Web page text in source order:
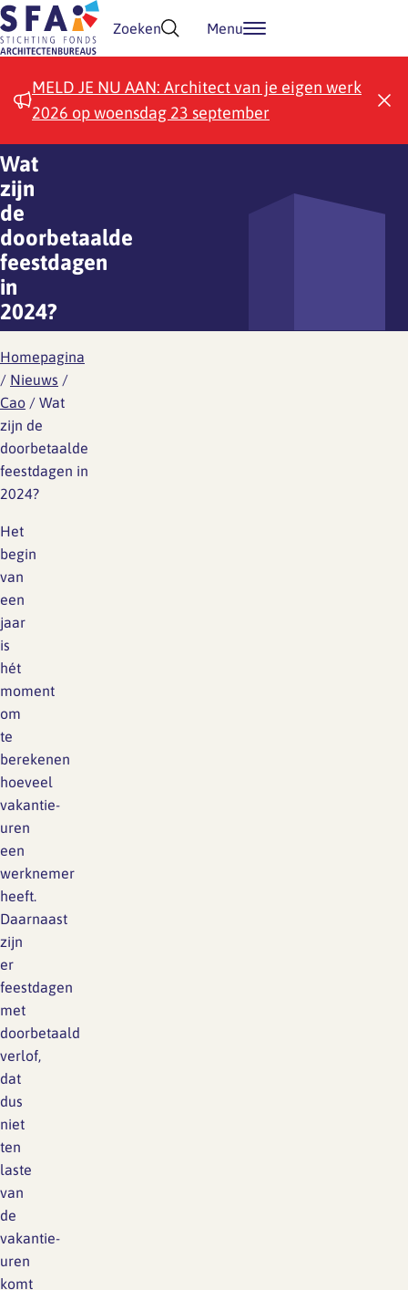
Doorgaan naar inhoud
Zoeken Menu
MELD JE NU AAN: Architect van je eigen werk
2026 op woensdag 23 september
Wat
zijn
de
doorbetaalde
feestdagen
in
2024?
Homepagina
/ Nieuws /
Cao / Wat
zijn de
doorbetaalde
feestdagen in
2024?
Het
begin
van
een
jaar
is
hét
moment
om
te
berekenen
hoeveel
vakantie-
uren
een
werknemer
heeft.
Daarnaast
zijn
er
feestdagen
met
doorbetaald
verlof,
dat
dus
niet
ten
laste
van
de
vakantie-
uren
komt